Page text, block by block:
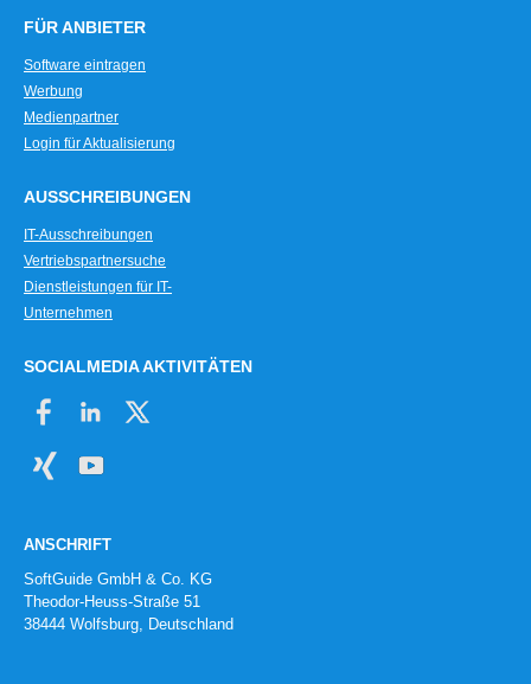
FÜR ANBIETER
Software eintragen
Werbung
Medienpartner
Login für Aktualisierung
AUSSCHREIBUNGEN
IT-Ausschreibungen
Vertriebspartnersuche
Dienstleistungen für IT-
Unternehmen
SOCIALMEDIA AKTIVITÄTEN
ANSCHRIFT
SoftGuide GmbH & Co. KG
Theodor-Heuss-Straße 51
38444 Wolfsburg, Deutschland